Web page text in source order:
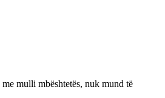
mulli mbështetës, nuk mund të